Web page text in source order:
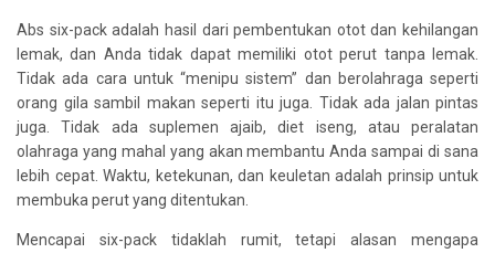
Abs six-pack adalah hasil dari pembentukan otot dan kehilangan
lemak, dan Anda tidak dapat memiliki otot perut tanpa lemak.
Tidak ada cara untuk “menipu sistem” dan berolahraga seperti
orang gila sambil makan seperti itu juga. Tidak ada jalan pintas
juga. Tidak ada suplemen ajaib, diet iseng, atau peralatan
olahraga yang mahal yang akan membantu Anda sampai di sana
lebih cepat. Waktu, ketekunan, dan keuletan adalah prinsip untuk
membuka perut yang ditentukan.
Mencapai six-pack tidaklah rumit, tetapi alasan mengapa